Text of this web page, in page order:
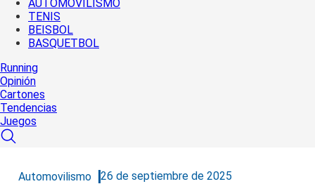
AUTOMOVILISMO
TENIS
BEISBOL
BASQUETBOL
Running
Opinión
Cartones
Tendencias
Juegos
Automovilismo 26 de septiembre de 2025